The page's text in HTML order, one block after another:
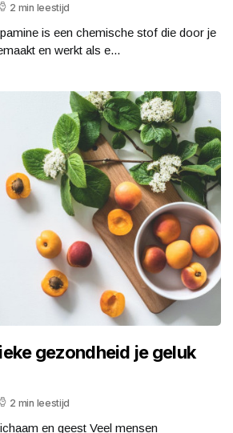
2 min leestijd
is een chemische stof die door je
en werkt als e...
gezondheid je geluk
2 min leestijd
en geest Veel mensen